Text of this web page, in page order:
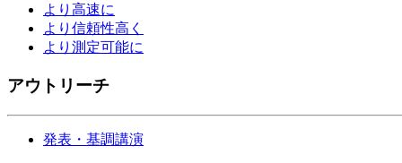
より高速に
より信頼性高く
より測定可能に
アウトリーチ
発表・基調講演